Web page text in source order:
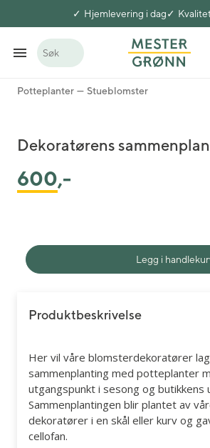
Hjemlevering i dag
Søk
Potteplanter Stueblomster
Dekoratørens
600,-
Legg i
Produktbeskrivelse
Her vil våre blomsterdekoratører
sammenplanting med potteplanter
utgangspunkt i sesong og butikkens
Sammenplantingen blir plantet av
dekoratører i en skål eller kurv og
cellofan.